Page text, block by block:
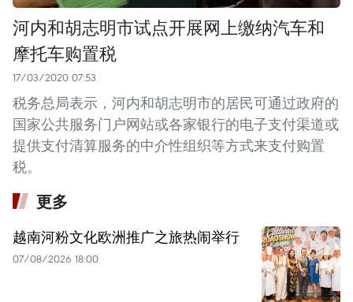
河内和胡志明市试点开展网上缴纳汽车和
摩托车购置税
17/03/2020 07:53
税务总局表示，河内和胡志明市的居民可通过政府的
国家公共服务门户网站或各家银行的电子支付渠道或
提供支付清算服务的中介性组织等方式来支付购置
税。
更多
越南河粉文化欧洲推广之旅热闹举行
07/08/2026 18:00